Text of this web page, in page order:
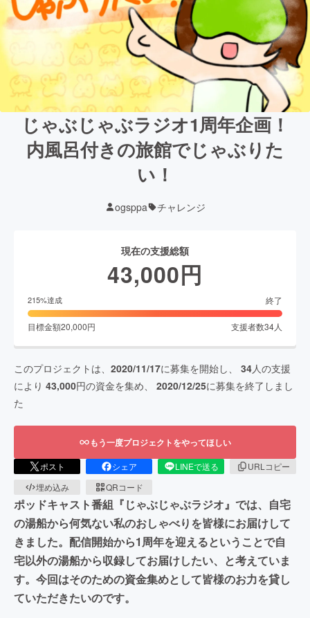
じゃぶじゃぶラジオ1周年企画！
内風呂付きの旅館でじゃぶりた
い！
ogsppa チャレンジ
現在の支援総額
43,000円
215%達成 終了
目標金額20,000円 支援者数34人
このプロジェクトは、 2020/11/17に募集を開始し、 34人の支援
により 43,000円の資金を集め、 2020/12/25に募集を終了しまし
た
もう一度プロジェクトをやってほしい
ポスト シェア LINEで送る
URLコピー
埋め込み
QRコード
ポッドキャスト番組『じゃぶじゃぶラジオ』では、自宅
の湯船から何気ない私のおしゃべりを皆様にお届けして
きました。配信開始から1周年を迎えるということで自
宅以外の湯船から収録してお届けしたい、と考えていま
す。今回はそのための資金集めとして皆様のお力を貸し
ていただきたいのです。